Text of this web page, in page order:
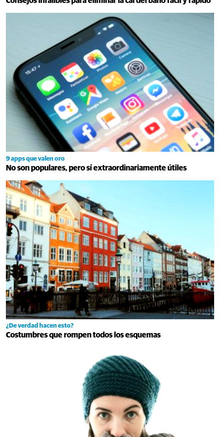
9 apps que valen oro
No son populares, pero sí extraordinariamente útiles
¿De verdad hacen esto?
Costumbres que rompen todos los esquemas